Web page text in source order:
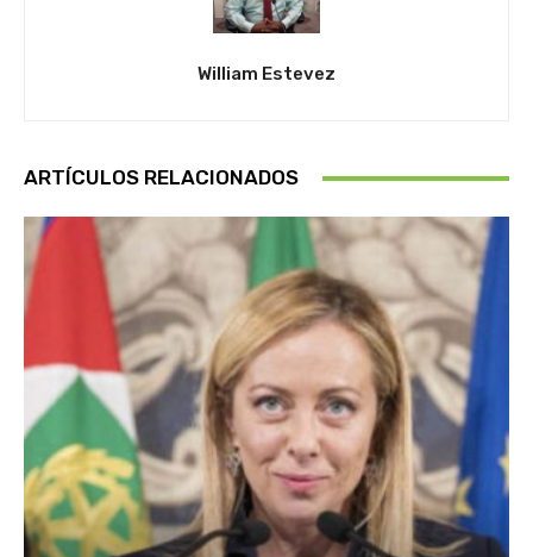
William Estevez
ARTÍCULOS RELACIONADOS